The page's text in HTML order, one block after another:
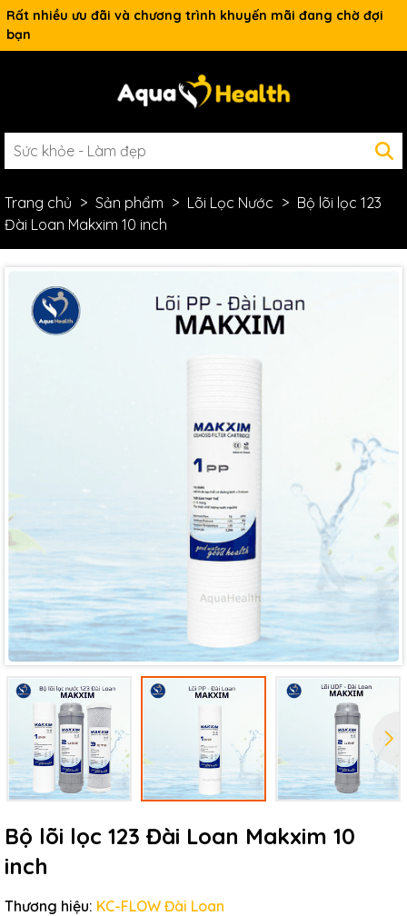
Rất nhiều ưu đãi và chương trình khuyến mãi đang chờ đợi
bạn
Trang chủ Sản phẩm Lõi Lọc Nước
Bộ lõi lọc 123
Đài Loan Makxim 10 inch
Bộ lõi lọc 123 Đài Loan Makxim 10
inch
Thương hiệu: KC-FLOW Đài Loan
Ngày hết hạn:
Điều kiện: